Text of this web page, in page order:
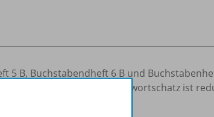
5 B, Buchstabendheft 6 B und
aufgebaut. Der Grundwortschatz ist